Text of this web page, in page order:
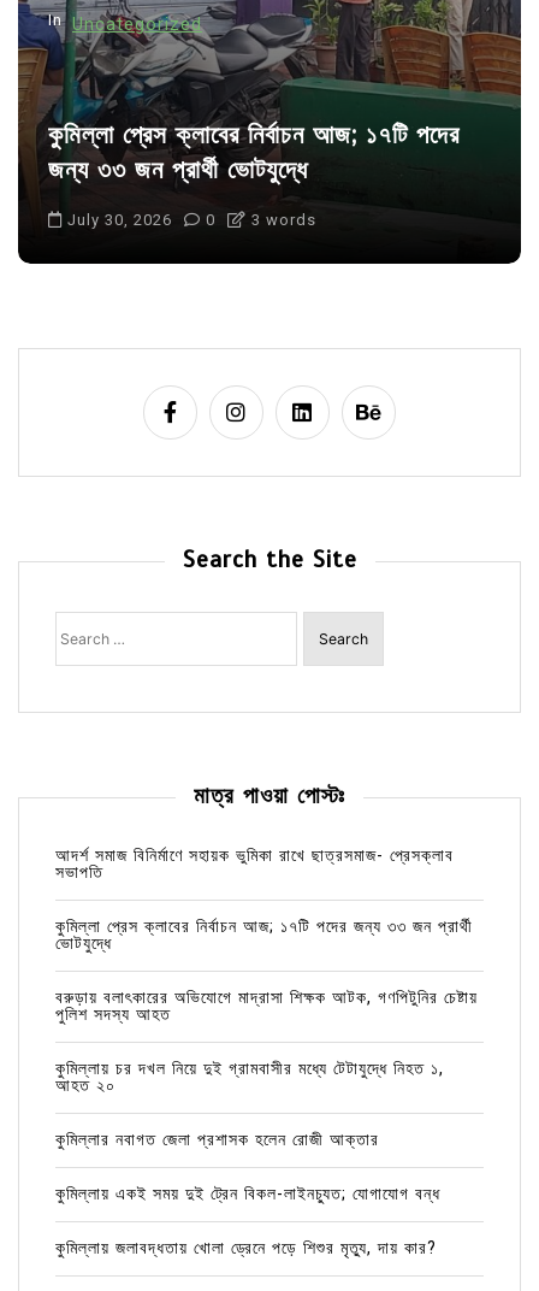
In Uncategorized
কুমিল্লা প্রেস ক্লাবের নির্বাচন আজ; ১৭টি পদের
জন্য ৩৩ জন প্রার্থী ভোটযুদ্ধে
July 30, 2026 0 3 words
Search the Site
Search
for:
মাত্র পাওয়া পোস্টঃ
আদর্শ সমাজ বিনির্মাণে সহায়ক ভুমিকা রাখে ছাত্রসমাজ- প্রেসক্লাব
সভাপতি
কুমিল্লা প্রেস ক্লাবের নির্বাচন আজ; ১৭টি পদের জন্য ৩৩ জন প্রার্থী
ভোটযুদ্ধে
বরুড়ায় বলাৎকারের অভিযোগে মাদ্রাসা শিক্ষক আটক, গণপিটুনির চেষ্টায়
পুলিশ সদস্য আহত
কুমিল্লায় চর দখল নিয়ে দুই গ্রামবাসীর মধ্যে টেটাযুদ্ধে নিহত ১,
আহত ২০
কুমিল্লার নবাগত জেলা প্রশাসক হলেন রোজী আক্তার
কুমিল্লায় একই সময় দুই ট্রেন বিকল-লাইনচ্যুত; যোগাযোগ বন্ধ
কুমিল্লায় জলাবদ্ধতায় খোলা ড্রেনে পড়ে শিশুর মৃত্যু, দায় কার?